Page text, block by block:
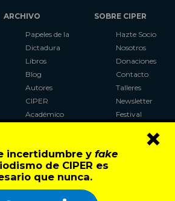
incertidumbre y fake
de CIPER es
que nunca.
×
ARCHIVO
Papeles de la
Dictadura
Libros
Blog
Autores
CIPER
Académico
Al Plebiscito
con CIPER
SOBRE CIPER
Hazte Socio
Nosotros
Donaciones
Contacto
Talleres
Newsletter
Festival